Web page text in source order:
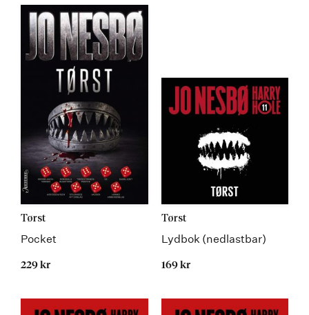
Tørst
Pocket
229 kr
Tørst
Lydbok (nedlastbar)
169 kr